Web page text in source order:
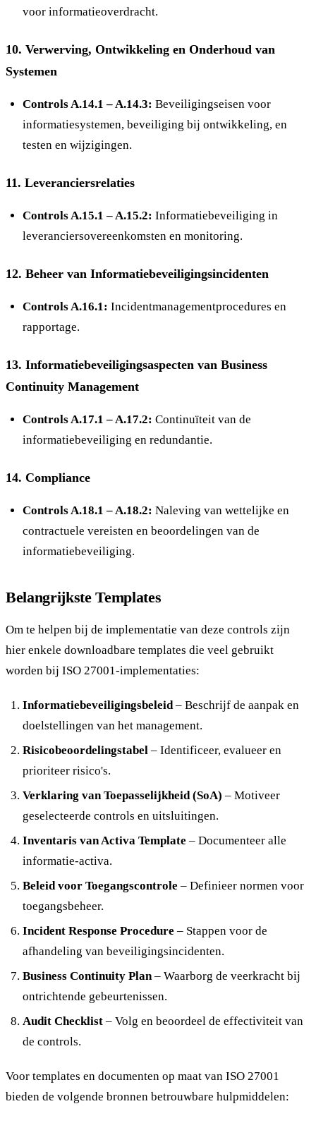
voor informatieoverdracht.
10. Verwerving, Ontwikkeling en Onderhoud van
Systemen
Controls A.14.1 – A.14.3: Beveiligingseisen voor
informatiesystemen, beveiliging bij ontwikkeling, en
testen en wijzigingen.
11. Leveranciersrelaties
Controls A.15.1 – A.15.2: Informatiebeveiliging in
leveranciersovereenkomsten en monitoring.
12. Beheer van Informatiebeveiligingsincidenten
Controls A.16.1: Incidentmanagementprocedures en
rapportage.
13. Informatiebeveiligingsaspecten van Business
Continuity Management
Controls A.17.1 – A.17.2: Continuïteit van de
informatiebeveiliging en redundantie.
14. Compliance
Controls A.18.1 – A.18.2: Naleving van wettelijke en
contractuele vereisten en beoordelingen van de
informatiebeveiliging.
Belangrijkste Templates
Om te helpen bij de implementatie van deze controls zijn
hier enkele downloadbare templates die veel gebruikt
worden bij ISO 27001-implementaties:
Informatiebeveiligingsbeleid– Beschrijf de aanpak en
doelstellingen van het management.
Risicobeoordelingstabel – Identificeer, evalueer en
prioriteer risico's.
Verklaring van Toepasselijkheid (SoA) – Motiveer
geselecteerde controls en uitsluitingen.
Inventaris van Activa Template – Documenteer alle
informatie-activa.
Beleid voor Toegangscontrole – Definieer normen voor
toegangsbeheer.
Incident Response Procedure – Stappen voor de
afhandeling van beveiligingsincidenten.
Business Continuity Plan– Waarborg de veerkracht bij
ontrichtende gebeurtenissen.
Audit Checklist – Volg en beoordeel de effectiviteit van
de controls.
Voor templates en documenten op maat van ISO 27001
bieden de volgende bronnen betrouwbare hulpmiddelen: